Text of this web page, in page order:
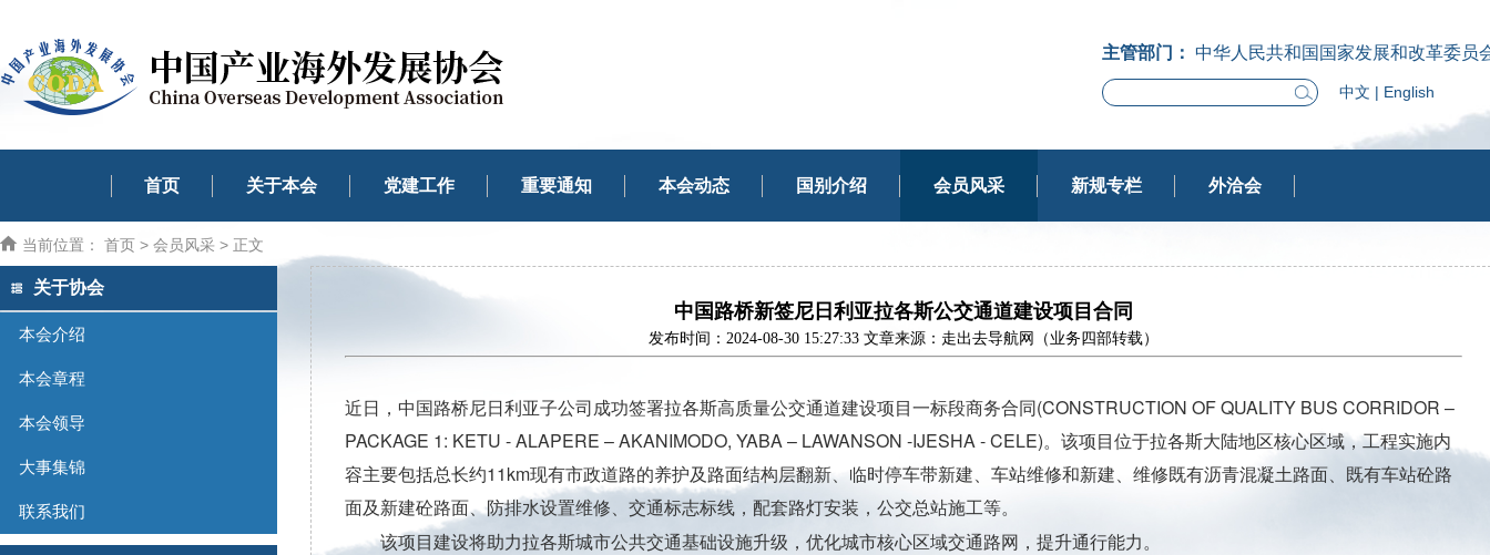
主管部门： 中华人民共和国国家发展和改革委员
中文 | English
首页 关于本会 党建工作 重要通知 本会动态 国别介绍 会员风采 新规专栏 外洽会
当前位置： 首页 > 会员风采 > 正文
关于协会
本会介绍
本会章程
本会领导
大事集锦
联系我们
中国路桥新签尼日利亚拉各斯公交通道建设项目合同
发布时间：2024-08-30 15:27:33 文章来源：走出去导航网（业务四部转载）
近日，中国路桥尼日利亚子公司成功签署拉各斯高质量公交通道建设项目一标段商务合同(CONSTRUCTION OF QUALITY BUS CORRIDOR –
PACKAGE 1: KETU - ALAPERE – AKANIMODO, YABA – LAWANSON -IJESHA - CELE)。该项目位于拉各斯大陆地区核心区域，工程实施内
容主要包括总长约11km现有市政道路的养护及路面结构层翻新、临时停车带新建、车站维修和新建、维修既有沥青混凝土路面、既有车站砼路
面及新建砼路面、防排水设置维修、交通标志标线，配套路灯安装，公交总站施工等。
该项目建设将助力拉各斯城市公共交通基础设施升级，优化城市核心区域交通路网，提升通行能力。